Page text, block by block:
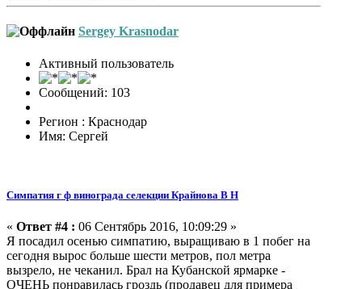
Sergey Krasnodar
Активный пользователь
Сообщений: 103
Регион : Краснодар
Имя: Сергей
Симпатия г ф винограда селекции Крайнова В Н
« Ответ #4 : 06 Сентябрь 2016, 10:09:29 »
Я посадил осенью симпатию, выращиваю в 1 побег на
сегодня вырос больше шести метров, пол метра
вызрело, не чеканил. Брал на Кубанской ярмарке -
ОЧЕНЬ понравилась гроздь (продавец для примера